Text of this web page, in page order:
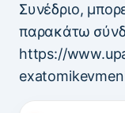
Συνέδριο,
παρακάτω
https://